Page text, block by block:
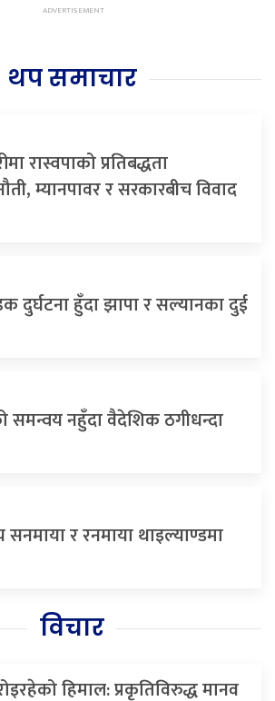
थप समाचार
रास्वपाको प्रतिबद्धता
म्यानपावर र सरकारबीच विवाद
दुर्घटना हुँदा झापा र सल्यानका दुई
समन्वय नहुँदा वैदेशिक ठगीधन्दा
सनमाया र रनमाया थाइल्याण्डमा
विचार
हिमाल: प्रकृतिविरुद्ध मानव